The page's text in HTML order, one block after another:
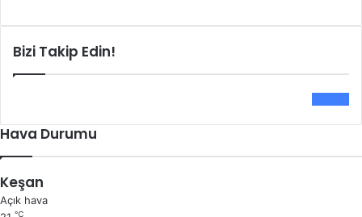
Bizi Takip Edin!
Hava Durumu
Keşan
Açık hava
℃